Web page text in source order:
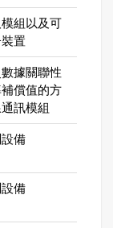
組以及可
置
據關聯性
償值的方
訊模組
備
備